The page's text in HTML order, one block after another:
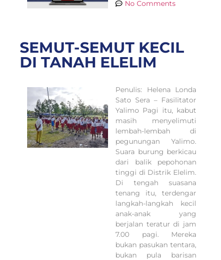
No Comments
SEMUT-SEMUT KECIL
DI TANAH ELELIM
Penulis: Helena Londa
Sato Sera – Fasilitator
Yalimo Pagi itu, kabut
masih menyelimuti
lembah-lembah di
pegunungan Yalimo.
Suara burung berkicau
dari balik pepohonan
tinggi di Distrik Elelim.
Di tengah suasana
tenang itu, terdengar
langkah-langkah kecil
anak-anak yang
berjalan teratur di jam
7.00 pagi. Mereka
bukan pasukan tentara,
bukan pula barisan